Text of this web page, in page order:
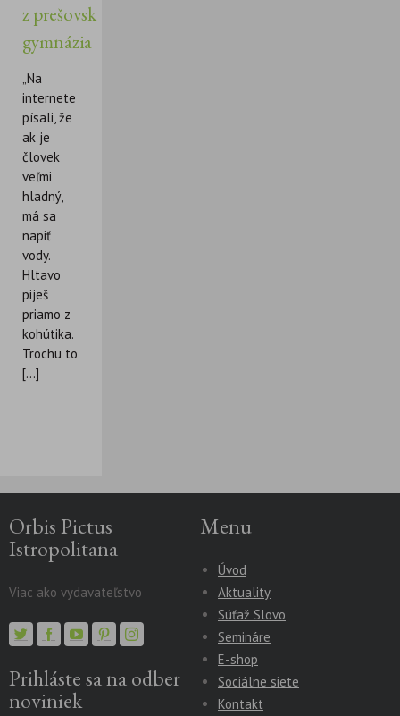
z prešovského
gymnázia
„Na
internete
písali, že
ak je
človek
veľmi
hladný,
má sa
napiť
vody.
Hltavo
piješ
priamo z
kohútika.
Trochu to
[...]
Orbis Pictus
Istropolitana
Viac ako vydavateľstvo
Prihláste sa na odber
noviniek
Menu
Úvod
Aktuality
Súťaž Slovo
Semináre
E-shop
Sociálne siete
Kontakt